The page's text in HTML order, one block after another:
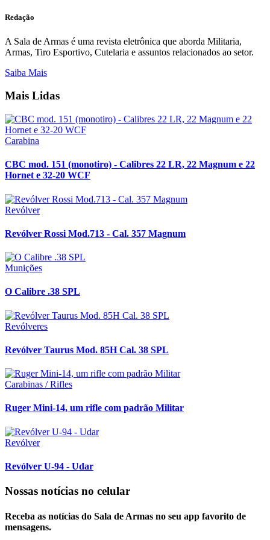
Redação
A Sala de Armas é uma revista eletrônica que aborda Militaria,
Armas, Tiro Esportivo, Cutelaria e assuntos relacionados ao setor.
Saiba Mais
Mais Lidas
Carabina
CBC mod. 151 (monotiro) - Calibres 22 LR, 22 Magnum e 22
Hornet e 32-20 WCF
Revólver
Revólver Rossi Mod.713 - Cal. 357 Magnum
Munições
O Calibre .38 SPL
Revólveres
Revólver Taurus Mod. 85H Cal. 38 SPL
Carabinas / Rifles
Ruger Mini-14, um rifle com padrão Militar
Revólver
Revólver U-94 - Udar
Nossas notícias no celular
Receba as notícias do Sala de Armas no seu app favorito de
mensagens.